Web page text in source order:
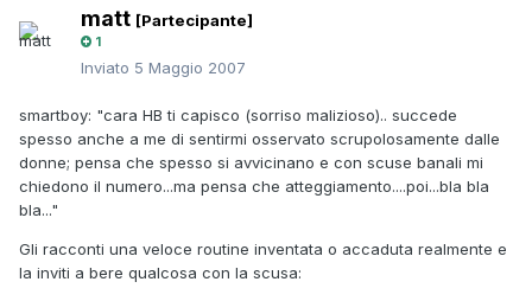
matt [Partecipante]
1
Inviato 5 Maggio 2007
smartboy: "cara HB ti capisco (sorriso malizioso).. succede
spesso anche a me di sentirmi osservato scrupolosamente dalle
donne; pensa che spesso si avvicinano e con scuse banali mi
chiedono il numero...ma pensa che atteggiamento....poi...bla bla
bla..."
Gli racconti una veloce routine inventata o accaduta realmente e
la inviti a bere qualcosa con la scusa: